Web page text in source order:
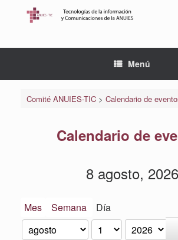
Menú
Comité ANUIES-TIC> Calendario de
Calendario de
8 agosto, 2026
Mes Semana Día
Mes
Día
Año